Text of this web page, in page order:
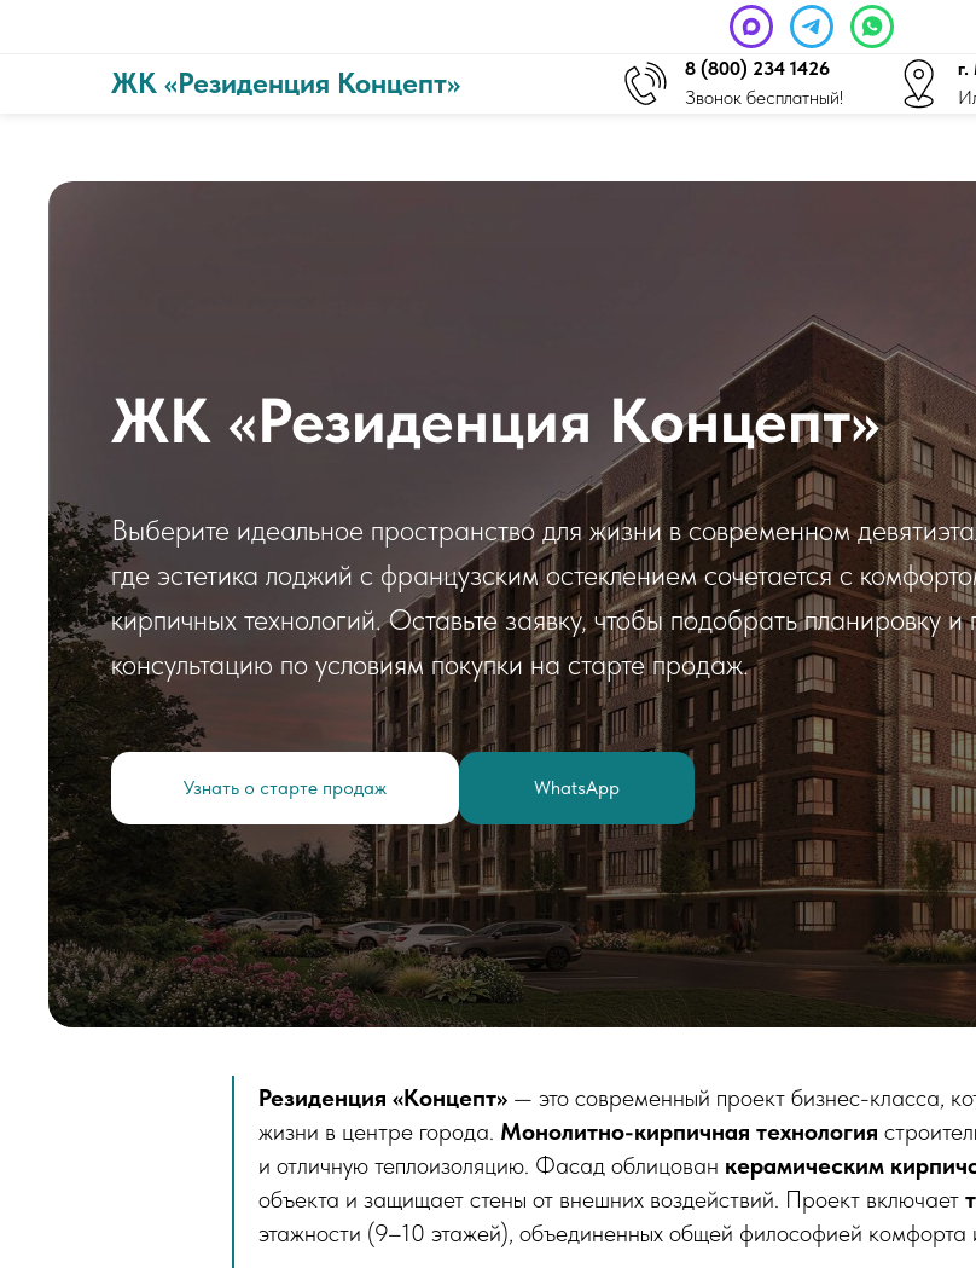
ЖК «Резиденция Концепт»
8 (800) 234 1426
Звонок бесплатный!
ЖК «Резиденция Концепт»
Выберите идеальное пространство для жизни в современном
где эстетика лоджий с французским остеклением сочетается с
кирпичных технологий. Оставьте заявку, чтобы подобрать планировку и
консультацию по условиям покупки на старте продаж.
Узнать о старте продаж WhatsApp
Резиденция «Концепт» — это современный проект бизнес-класса,
жизни в центре города. Монолитно-кирпичная технология
и отличную теплоизоляцию. Фасад облицован керамическим
объекта и защищает стены от внешних воздействий. Проект включает
этажности (9–10 этажей), объединенных общей философией комфорта